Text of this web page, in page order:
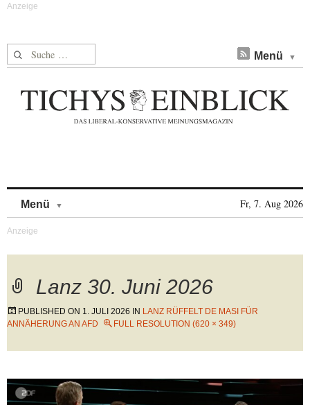
Suche nach: Menü
Menü Fr, 7. Aug 2026
Lanz 30. Juni 2026
PUBLISHED ON 1. JULI 2026 IN LANZ RÜFFELT DE MASI FÜR
ANNÄHERUNG AN AFD
FULL RESOLUTION (620 × 349)